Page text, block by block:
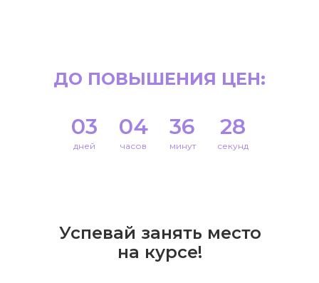
ДО ПОВЫШЕНИЯ ЦЕН:
03
дней
04
часов
36
минут
27
секунд
Успевай занять место
на курсе!
ПОВЫШАЕМ ЦЕНЫ